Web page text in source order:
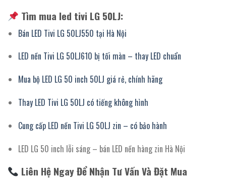
Tìm mua led tivi LG 50LJ:
Bán LED Tivi LG 50LJ550 tại Hà Nội
LED nền Tivi LG 50LJ610 bị tối màn – thay LED chuẩn
Mua bộ LED LG 50 inch 50LJ giá rẻ, chính hãng
Thay LED Tivi LG 50LJ có tiếng không hình
Cung cấp LED nền Tivi LG 50LJ zin – có bảo hành
LED LG 50 inch lỗi sáng – bán LED nền hàng zin Hà Nội
Liên Hệ Ngay Để Nhận Tư Vấn Và Đặt Mua